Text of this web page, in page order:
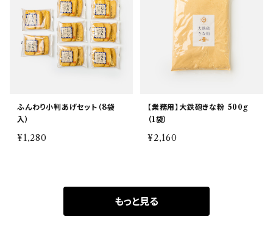
ふんわり小判あげセット（8袋
入）
¥1,280
【業務用】大鉄砲きな粉 500g
（1袋）
¥2,160
もっと見る